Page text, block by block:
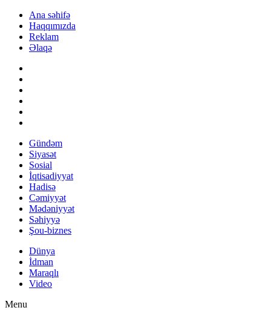
Ana səhifə
Haqqımızda
Reklam
Əlaqə
Gündəm
Siyasət
Sosial
İqtisadiyyat
Hadisə
Cəmiyyət
Mədəniyyət
Səhiyyə
Şou-biznes
Dünya
İdman
Maraqlı
Video
Menu